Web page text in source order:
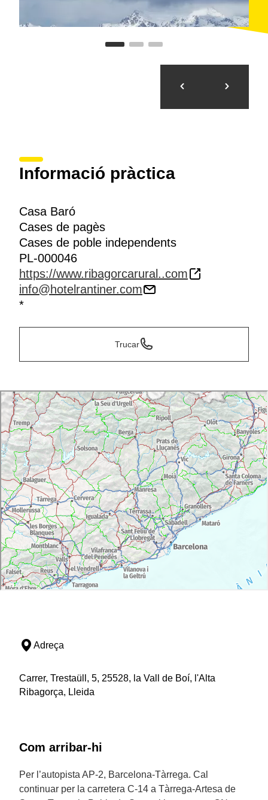
Informació pràctica
Casa Baró
Cases de pagès
Cases de poble independents
PL-000046
https://www.ribagorcarural..com
info@hotelrantiner.com
*
Trucar
Adreça
Carrer, Trestaüll, 5, 25528, la Vall de Boí, l'Alta
Ribagorça, Lleida
Com arribar-hi
Per l’autopista AP-2, Barcelona-Tàrrega. Cal
continuar per la carretera C-14 a Tàrrega-Artesa de